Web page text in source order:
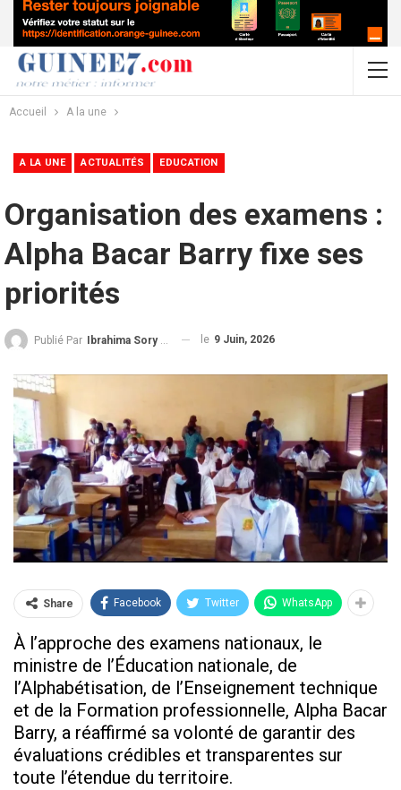
Accueil A la une
A LA UNE ACTUALITÉS EDUCATION
Organisation des examens :
Alpha Bacar Barry fixe ses
priorités
Publié Par Ibrahima Sory Diallo le 9 Juin, 2026
Share Facebook Twitter WhatsApp
À l’approche des examens nationaux, le
ministre de l’Éducation nationale, de
l’Alphabétisation, de l’Enseignement technique
et de la Formation professionnelle, Alpha Bacar
Barry, a réaffirmé sa volonté de garantir des
évaluations crédibles et transparentes sur
toute l’étendue du territoire.